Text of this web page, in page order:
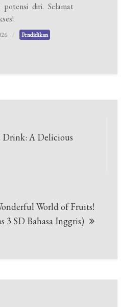
potensi diri. Selamat
Pendidikan
Drink: A Delicious
World of Fruits!
3 SD Bahasa Inggris)